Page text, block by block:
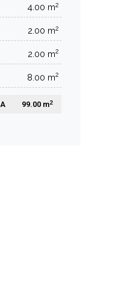
4.00 m2
2.00 m2
2.00 m2
8.00 m2
99.00 m2